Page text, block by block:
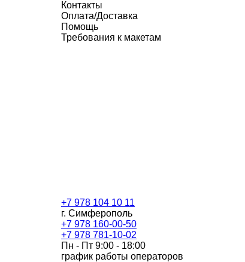
Контакты
Оплата/Доставка
Помощь
Требования к макетам
+7 978 104 10 11
г. Симферополь
+7 978 160-00-50
+7 978 781-10-02
Пн - Пт 9:00 - 18:00
график работы операторов